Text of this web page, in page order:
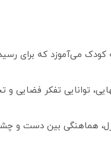
می‌آموزد که برای
توانایی تفکر فضایی و
هماهنگی بین دست و